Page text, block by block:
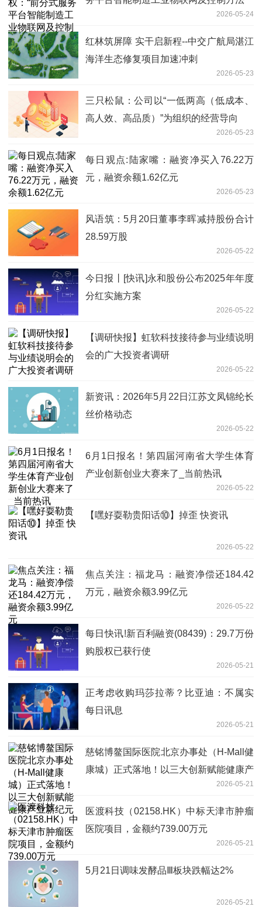
2026-05-24
红林筑屏障 实干启新程--中交广航局湛江
海洋生态修复项目加速冲刺
2026-05-23
三只松鼠：公司以“一低两高（低成本、
高人效、高品质）”为组织的经营导向
2026-05-23
每日观点:陆家嘴：融资净买入76.22万
元，融资余额1.62亿元
2026-05-23
风语筑：5月20日董事李晖减持股份合计
28.59万股
2026-05-22
今日报丨[快讯]永和股份公布2025年年度
分红实施方案
2026-05-22
【调研快报】虹软科技接待参与业绩说明
会的广大投资者调研
2026-05-22
新资讯：2026年5月22日江苏文凤锦纶长
丝价格动态
2026-05-22
6月1日报名！第四届河南省大学生体育
产业创新创业大赛来了_当前热讯
2026-05-22
【嘿好耍勒贵阳话⑩】掉歪 快资讯
2026-05-22
焦点关注：福龙马：融资净偿还184.42
万元，融资余额3.99亿元
2026-05-22
每日快讯!新百利融资(08439)：29.7万份
购股权已获行使
2026-05-21
正考虑收购玛莎拉蒂？比亚迪：不属实
每日讯息
2026-05-21
慈铭博鳌国际医院北京办事处（H-Mall健
康城）正式落地！以三大创新赋能健康产
2026-05-21
医渡科技（02158.HK）中标天津市肿瘤
医院项目，金额约739.00万元
2026-05-21
5月21日调味发酵品Ⅲ板块跌幅达2%
2026-05-21